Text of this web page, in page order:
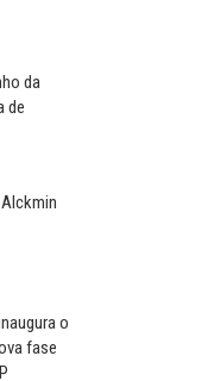
da
de
o
fase